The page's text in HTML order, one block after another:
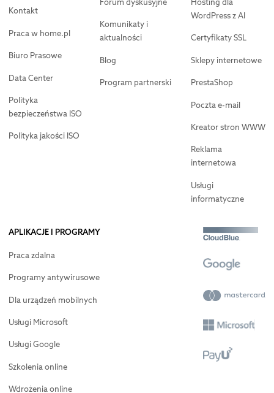
Kontakt
Praca w home.pl
Biuro Prasowe
Data Center
Polityka
bezpieczeństwa ISO
Polityka jakości ISO
Forum dyskusyjne
Komunikaty i
aktualności
Blog
Program partnerski
Hosting dla
WordPress z AI
Certyfikaty SSL
Sklepy internetowe
PrestaShop
Poczta e-mail
Kreator stron WWW
Reklama
internetowa
Usługi
informatyczne
APLIKACJE I PROGRAMY
Praca zdalna
Programy antywirusowe
Dla urządzeń mobilnych
Usługi Microsoft
Usługi Google
Szkolenia online
Wdrożenia online